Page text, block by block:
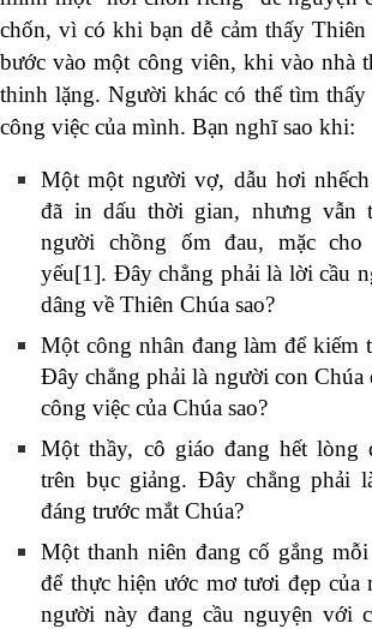
chốn, vì có khi bạn dễ cảm thấy
bước vào một công viên, khi vào nhà
thinh lặng. Người khác có thể tìm
công việc của mình. Bạn nghĩ sao khi:
Một một người vợ, dẫu hơi
đã in dấu thời gian, nhưng vẫn
người chồng ốm đau, mặc
yếu[1]. Đây chẳng phải là lời cầu
dâng về Thiên Chúa sao?
Một công nhân đang làm để kiếm
Đây chẳng phải là người con Chúa
công việc của Chúa sao?
Một thầy, cô giáo đang hết lòng
trên bục giảng. Đây chẳng phải
đáng trước mắt Chúa?
Một thanh niên đang cố gắng
để thực hiện ước mơ tươi đẹp của
người này đang cầu nguyện với